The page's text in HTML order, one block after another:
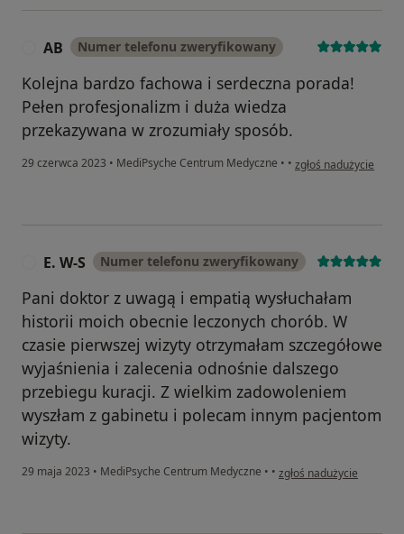
AB Numer telefonu zweryfikowany
Kolejna bardzo fachowa i serdeczna porada!
Pełen profesjonalizm i duża wiedza
przekazywana w zrozumiały sposób.
29 czerwca 2023 • MediPsyche Centrum Medyczne • • w opinii użytkownika
zgłoś nadużycie
E. W-S Numer telefonu zweryfikowany
Pani doktor z uwagą i empatią wysłuchałam
historii moich obecnie leczonych chorób. W
czasie pierwszej wizyty otrzymałam szczegółowe
wyjaśnienia i zalecenia odnośnie dalszego
przebiegu kuracji. Z wielkim zadowoleniem
wyszłam z gabinetu i polecam innym pacjentom
wizyty.
29 maja 2023 • MediPsyche Centrum Medyczne • • w opinii użytkownika E.
zgłoś nadużycie